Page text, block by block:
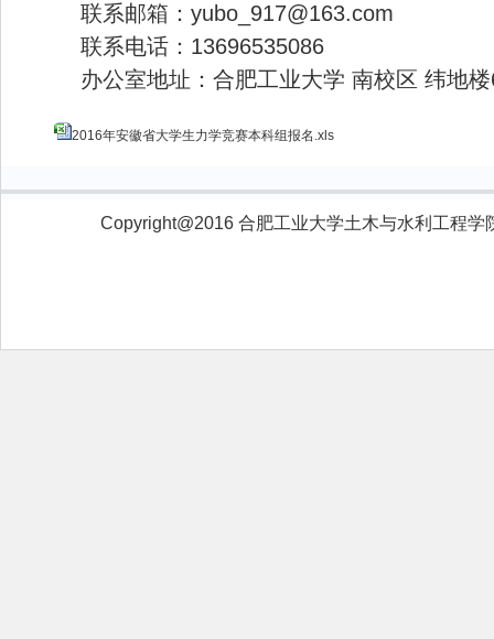
联系邮箱：yubo_917@163.com
联系电话：13696535086
办公室地址：合肥工业大学 南校区 纬地楼
2016年安徽省大学生力学竞赛本科组报名.xls
Copyright@2016 合肥工业大学土木与水利工程学